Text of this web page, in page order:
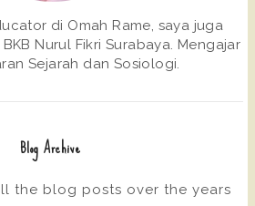
di Omah Rame, saya juga
Nurul Fikri Surabaya. Mengajar
Sejarah dan Sosiologi.
Blog Archive
the blog posts over the years